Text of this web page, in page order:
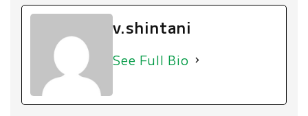
v.shintani
See Full Bio